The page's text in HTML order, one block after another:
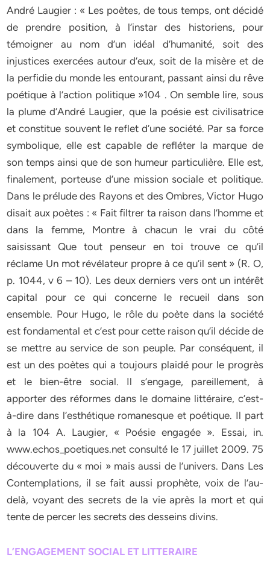
André Laugier : « Les poètes, de tous temps, ont décidé
de prendre position, à l’instar des historiens, pour
témoigner au nom d’un idéal d’humanité, soit des
injustices exercées autour d’eux, soit de la misère et de
la perfidie du monde les entourant, passant ainsi du rêve
poétique à l’action politique »104 . On semble lire, sous
la plume d’André Laugier, que la poésie est civilisatrice
et constitue souvent le reflet d’une société. Par sa force
symbolique, elle est capable de refléter la marque de
son temps ainsi que de son humeur particulière. Elle est,
finalement, porteuse d’une mission sociale et politique.
Dans le prélude des Rayons et des Ombres, Victor Hugo
disait aux poètes : « Fait filtrer ta raison dans l’homme et
dans la femme, Montre à chacun le vrai du côté
saisissant Que tout penseur en toi trouve ce qu’il
réclame Un mot révélateur propre à ce qu’il sent » (R. O,
p. 1044, v 6 – 10). Les deux derniers vers ont un intérêt
capital pour ce qui concerne le recueil dans son
ensemble. Pour Hugo, le rôle du poète dans la société
est fondamental et c’est pour cette raison qu’il décide de
se mettre au service de son peuple. Par conséquent, il
est un des poètes qui a toujours plaidé pour le progrès
et le bien-être social. Il s’engage, pareillement, à
apporter des réformes dans le domaine littéraire, c’est-
à-dire dans l’esthétique romanesque et poétique. Il part
à la 104 A. Laugier, « Poésie engagée ». Essai, in.
www.echos_poetiques.net consulté le 17 juillet 2009. 75
découverte du « moi » mais aussi de l’univers. Dans Les
Contemplations, il se fait aussi prophète, voix de l’au-
delà, voyant des secrets de la vie après la mort et qui
tente de percer les secrets des desseins divins.
L’ENGAGEMENT SOCIAL ET LITTERAIRE